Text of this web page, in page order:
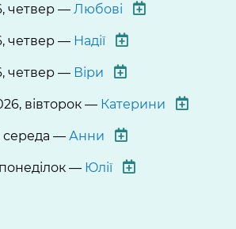
четвер — Любові
четвер — Надії
четвер — Віри
вівторок — Катерини
середа — Анни
— Юлії